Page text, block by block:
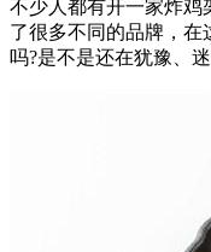
不少人都有开一家炸鸡
了很多不同的品牌，在
吗?是不是还在犹豫、